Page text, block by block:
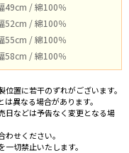
49cm / 綿100％
52cm / 綿100％
55cm / 綿100％
58cm / 綿100％
置に若干のずれがございます。
異なる場合があります。
日などは予告なく変更となる場
せください。
切禁止いたします。